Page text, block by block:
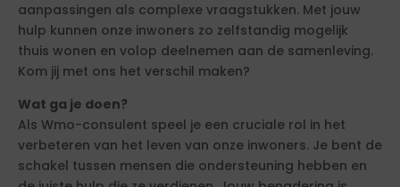
aanpassingen als complexe vraagstukken. Met jouw
hulp kunnen onze inwoners zo zelfstandig mogelijk
thuis wonen en volop deelnemen aan de samenleving.
Kom jij met ons het verschil maken?
Wat ga je doen?
Als Wmo-consulent speel je een cruciale rol in het
verbeteren van het leven van onze inwoners. Je bent de
schakel tussen mensen die ondersteuning hebben en